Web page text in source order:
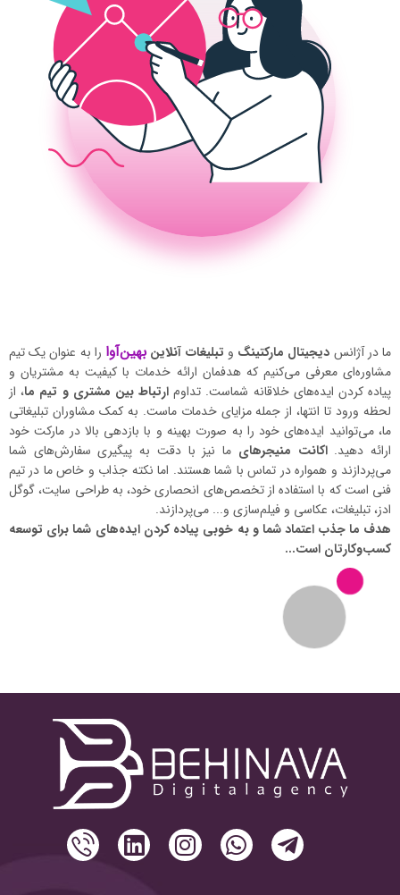
ما در آژانس دیجیتال مارکتینگ و تبلیغات آنلاین بهین‌آوا را به عنوان یک تیم
مشاوره‌ای معرفی می‌کنیم که هدفمان ارائه خدمات با کیفیت به مشتریان و
پیاده کردن ایده‌های خلاقانه شماست. تداوم ارتباط بین مشتری و تیم ما، از
لحظه ورود تا انتها، از جمله مزایای خدمات ماست. به کمک مشاوران تبلیغاتی
ما، می‌توانید ایده‌های خود را به صورت بهینه و با بازدهی بالا در مارکت خود
ارائه دهید.اکانت منیجرهای ما نیز با دقت به پیگیری سفارش‌های شما
می‌پردازند و همواره در تماس با شما هستند. اما نکته جذاب و خاص ما در تیم
فنی است که با استفاده از تخصص‌های انحصاری خود، به طراحی سایت، گوگل
ادز، تبلیغات، عکاسی و فیلم‌سازی و... می‌پردازند.
هدف ما جذب اعتماد شما و به خوبی پیاده کردن ایده‌های شما برای توسعه
کسب‌وکارتان است...